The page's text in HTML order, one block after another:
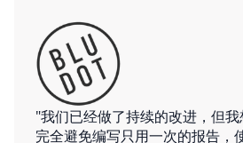
"我们已经做了持续的改进，但我
完全避免编写只用一次的报告，